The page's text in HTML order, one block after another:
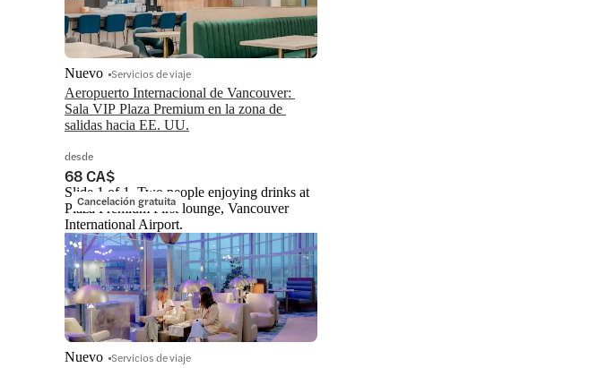
Aeropuerto Internacional de Vancouver:
Sala VIP Plaza Premium en la zona de
salidas hacia EE. UU.
Nuevo Servicios de viaje
desde
68 CA$
Cancelación gratuita
Slide 1 of 1, Two people enjoying drinks at
Plaza Premium First lounge, Vancouver
International Airport.
Nuevo Servicios de viaje